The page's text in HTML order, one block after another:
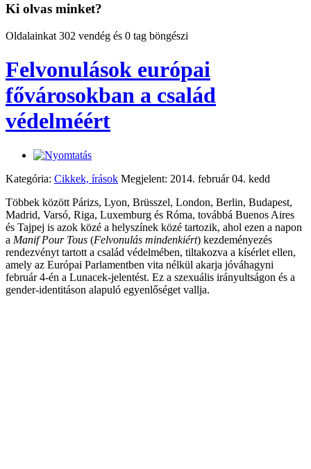
Ki olvas minket?
Oldalainkat 302 vendég és 0 tag böngészi
Felvonulások európai
fővárosokban a család
védelméért
Kategória: Cikkek, írások Megjelent: 2014. február 04. kedd
Többek között Párizs, Lyon, Brüsszel, London, Berlin, Budapest,
Madrid, Varsó, Riga, Luxemburg és Róma, továbbá Buenos Aires
és Tajpej is azok közé a helyszínek közé tartozik, ahol ezen a napon
a Manif Pour Tous (Felvonulás mindenkiért) kezdeményezés
rendezvényt tartott a család védelmében, tiltakozva a kísérlet ellen,
amely az Európai Parlamentben vita nélkül akarja jóváhagyni
február 4-én a Lunacek-jelentést. Ez a szexuális irányultságon és a
gender-identitáson alapuló egyenlőséget vallja.